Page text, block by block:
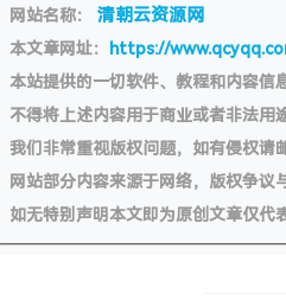
网站名称： 清朝云资源网
本文章网址： https://
本站提供的一切软件、教程和内容信
不得将上述内容用于商业或者非法用
我们非常重视版权问题，如有侵权请
网站部分内容来源于网络，版权争议
如无特别声明本文即为原创文章仅代